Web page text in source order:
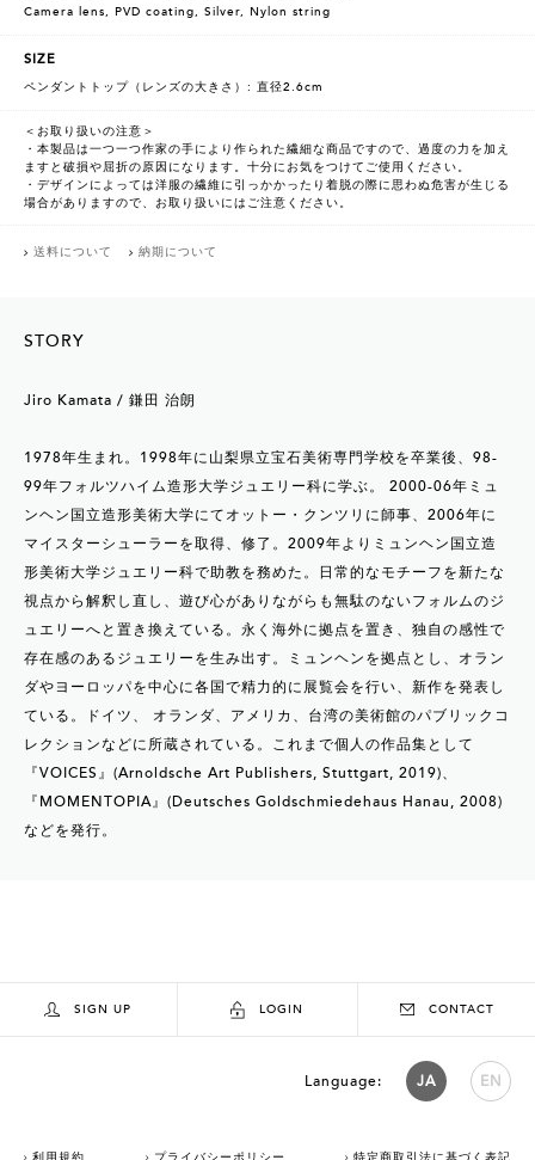
Camera lens, PVD coating, Silver, Nylon string
SIZE
ペンダントトップ（レンズの大きさ）: 直径2.6cm
＜お取り扱いの注意＞
・本製品は一つ一つ作家の手により作られた繊細な商品ですので、過度の力を加え
ますと破損や屈折の原因になります。十分にお気をつけてご使用ください。
・デザインによっては洋服の繊維に引っかかったり着脱の際に思わぬ危害が生じる
場合がありますので、お取り扱いにはご注意ください。
送料について 納期について
STORY
Jiro Kamata / 鎌田 治朗
1978年生まれ。1998年に山梨県立宝石美術専門学校を卒業後、98-
99年フォルツハイム造形大学ジュエリー科に学ぶ。 2000-06年ミュ
ンヘン国立造形美術大学にてオットー・クンツリに師事、2006年に
マイスターシューラーを取得、修了。2009年よりミュンヘン国立造
形美術大学ジュエリー科で助教を務めた。日常的なモチーフを新たな
視点から解釈し直し、遊び心がありながらも無駄のないフォルムのジ
ュエリーへと置き換えている。永く海外に拠点を置き、独自の感性で
存在感のあるジュエリーを生み出す。ミュンヘンを拠点とし、オラン
ダやヨーロッパを中心に各国で精力的に展覧会を行い、新作を発表し
ている。ドイツ、 オランダ、アメリカ、台湾の美術館のパブリックコ
レクションなどに所蔵されている。これまで個人の作品集として
『VOICES』(Arnoldsche Art Publishers, Stuttgart, 2019)、
『MOMENTOPIA』(Deutsches Goldschmiedehaus Hanau, 2008)
などを発行。
SIGN UP LOGIN CONTACT
Language: JA EN